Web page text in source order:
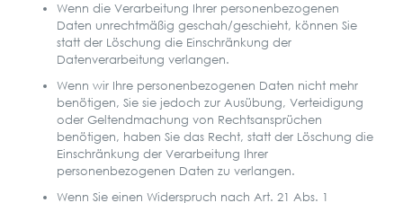
Wenn die Verarbeitung Ihrer personenbezogenen
Daten unrechtmäßig geschah/geschieht, können Sie
statt der Löschung die Einschränkung der
Datenverarbeitung verlangen.
Wenn wir Ihre personenbezogenen Daten nicht mehr
benötigen, Sie sie jedoch zur Ausübung, Verteidigung
oder Geltendmachung von Rechtsansprüchen
benötigen, haben Sie das Recht, statt der Löschung die
Einschränkung der Verarbeitung Ihrer
personenbezogenen Daten zu verlangen.
Wenn Sie einen Widerspruch nach Art. 21 Abs. 1